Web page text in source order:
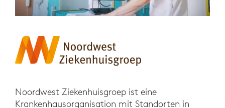
Noordwest Ziekenhuisgroep ist eine
Krankenhausorganisation mit Standorten in